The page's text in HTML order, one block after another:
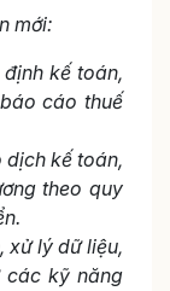
mới:
kế toán,
cáo thuế
dịch kế toán,
theo quy
xử lý dữ liệu,
các kỹ năng